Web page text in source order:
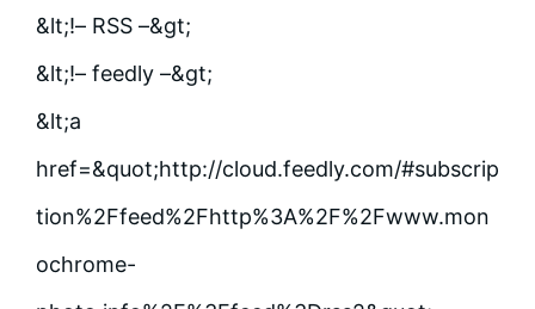
&lt;!– RSS –&gt;
&lt;!– feedly –&gt;
&lt;a
href=&quot;http://cloud.feedly.com/#subscrip
tion%2Ffeed%2Fhttp%3A%2F%2Fwww.mon
ochrome-